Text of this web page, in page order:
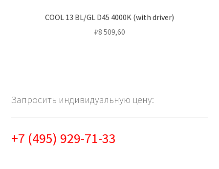
COOL 13 BL/GL D45 4000K (with driver)
₽8 509,60
Запросить индивидуальную цену:
+7 (495) 929-71-33